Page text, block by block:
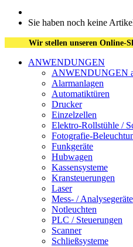
Sie haben noch keine
Wir stellen unseren Online-
ANWENDUNGEN
ANWENDUNGEN
Alarmanlagen
Automatiktüren
Drucker
Einzelzellen
Elektro-Rollstühle /
Fotografie-
Funkgeräte
Hubwagen
Kassensysteme
Kransteuerungen
Laser
Mess- / Analysegeräte
Notleuchten
PLC / Steuerungen
Scanner
Schließsysteme